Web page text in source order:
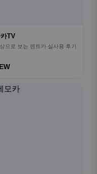
TV
으로 보는 렌트카 실사용 후기